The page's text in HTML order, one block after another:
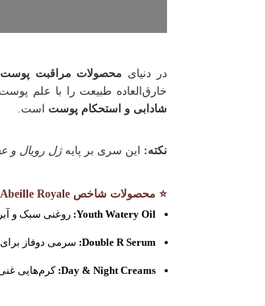
در دنیای محصولات مراقبت پوست
خارق‌العاده طبیعت را با علم
شادابی و استحکام پوست است.
نکته: این سری بر پایهژل رویال و
⭐ محصولات شاخص Abeille Royale:
Youth Watery Oil: روغنی سبک و
Double R Serum: سرمی دوفاز برای
Day & Night Creams: کرم‌هایی غنی